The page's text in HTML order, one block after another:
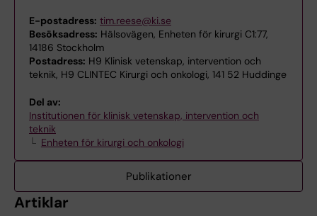
E-postadress: tim.reese@ki.se
Besöksadress: Hälsovägen, Enheten för kirurgi C1:77,
14186 Stockholm
Postadress: H9 Klinisk vetenskap, intervention och
teknik, H9 CLINTEC Kirurgi och onkologi, 141 52 Huddinge
Del av:
Institutionen för klinisk vetenskap, intervention och
teknik
Enheten för kirurgi och onkologi
Publikationer
Artiklar